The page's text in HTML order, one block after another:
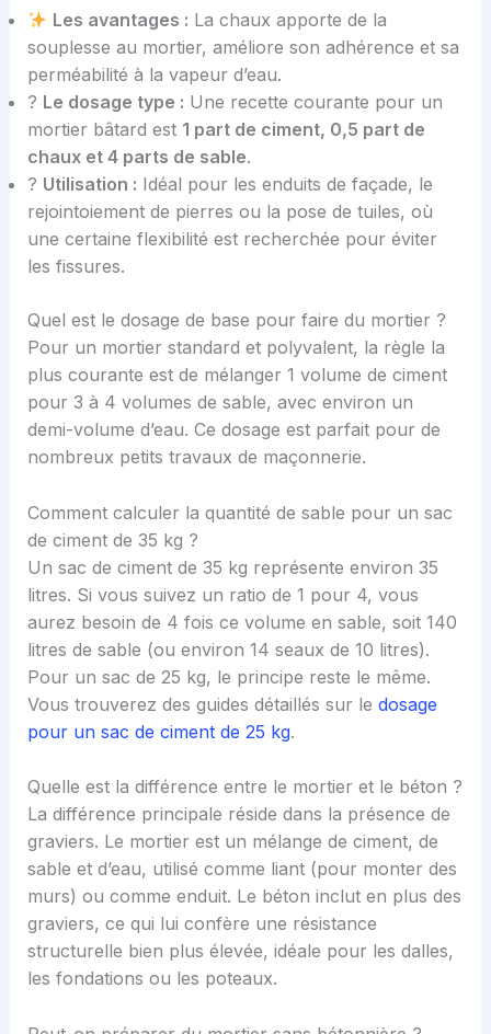
Les avantages : La chaux apporte de la
souplesse au mortier, améliore son adhérence et sa
perméabilité à la vapeur d’eau.
? Le dosage type : Une recette courante pour un
mortier bâtard est 1 part de ciment, 0,5 part de
chaux et 4 parts de sable.
? Utilisation : Idéal pour les enduits de façade, le
rejointoiement de pierres ou la pose de tuiles, où
une certaine flexibilité est recherchée pour éviter
les fissures.
Quel est le dosage de base pour faire du mortier ?
Pour un mortier standard et polyvalent, la règle la
plus courante est de mélanger 1 volume de ciment
pour 3 à 4 volumes de sable, avec environ un
demi-volume d’eau. Ce dosage est parfait pour de
nombreux petits travaux de maçonnerie.
Comment calculer la quantité de sable pour un sac
de ciment de 35 kg ?
Un sac de ciment de 35 kg représente environ 35
litres. Si vous suivez un ratio de 1 pour 4, vous
aurez besoin de 4 fois ce volume en sable, soit 140
litres de sable (ou environ 14 seaux de 10 litres).
Pour un sac de 25 kg, le principe reste le même.
Vous trouverez des guides détaillés sur le dosage
pour un sac de ciment de 25 kg.
Quelle est la différence entre le mortier et le béton ?
La différence principale réside dans la présence de
graviers. Le mortier est un mélange de ciment, de
sable et d’eau, utilisé comme liant (pour monter des
murs) ou comme enduit. Le béton inclut en plus des
graviers, ce qui lui confère une résistance
structurelle bien plus élevée, idéale pour les dalles,
les fondations ou les poteaux.